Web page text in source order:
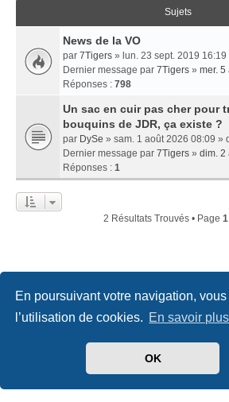
En poursuivant votre navigation,
l’utilisation de cookies. En savoir plus
OK
Sujets
News de la VO
par 7Tigers » lun. 23 sept. 2019 16:19
Dernier message par 7Tigers » mer. 5
Réponses : 798
Un sac en cuir pas cher pour
bouquins de JDR, ça existe ?
par DySe » sam. 1 août 2026 08:09 »
Dernier message par 7Tigers » dim. 2
Réponses : 1
2 Résultats Trouvés • Page 1
Accueil Index du forum Nous contacter
phpBB-fr.com
created by INVENTEA & v12mike
Conditions